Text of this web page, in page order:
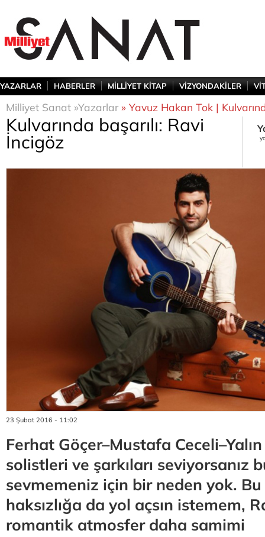
YAZARLAR HABERLER MİLLİYET KİTAP VİZYONDAKİLER
Milliyet Sanat »Yazarlar» Yavuz Hakan Tok |
Kulvarında başarılı: Ravi
İncigöz
23 Şubat 2016 - 11:02
Ferhat Göçer–Mustafa
solistleri ve şarkıları seviyorsanız
sevmemeniz için bir neden yok.
haksızlığa da yol açsın istemem,
romantik atmosfer daha samimi